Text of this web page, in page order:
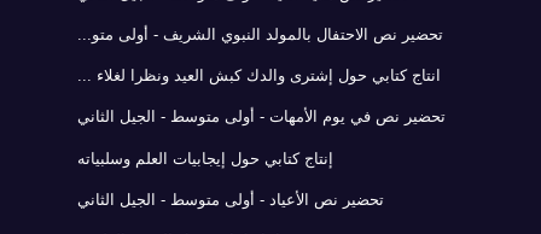
تحضير نص الاحتفال بالمولد النبوي الشريف - أولى متو...
انتاج كتابي حول إشترى والدك كبش العيد ونظرا لغلاء ...
تحضير نص في يوم الأمهات - أولى متوسط - الجيل الثاني
إنتاج كتابي حول إيجابيات العلم وسلبياته
تحضير نص الأعياد - أولى متوسط - الجيل الثاني